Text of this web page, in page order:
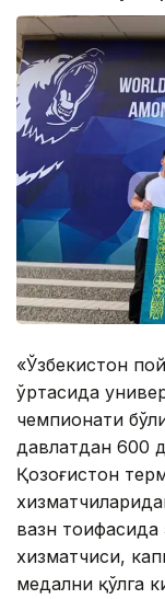
«Ўзбекистон
ўртасида
чемпионати
давлатдан 600
Қозоғистон
вазн тоифасида
хизматчиси,
медални қўлга